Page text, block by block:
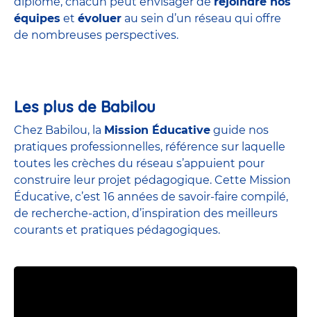
équipes et évoluer au sein d’un réseau qui offre
de nombreuses perspectives.
Les plus de Babilou
Chez Babilou, la Mission Éducative guide nos
pratiques professionnelles, référence sur laquelle
toutes les crèches du réseau s’appuient pour
construire leur projet pédagogique. Cette Mission
Éducative, c’est 16 années de savoir-faire compilé,
de recherche-action, d’inspiration des meilleurs
courants et pratiques pédagogiques.